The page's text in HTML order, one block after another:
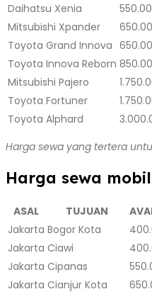
Daihatsu Xenia
Mitsubishi Xpander
Toyota Grand Innova
Toyota Innova Reborn
Mitsubishi Pajero
Toyota Fortuner
Toyota Alphard
Harga sewa yang tertera
Harga sewa
ASAL TUJUAN
Jakarta Bogor Kota
Jakarta Ciawi
Jakarta Cipanas
Jakarta Cianjur Kota